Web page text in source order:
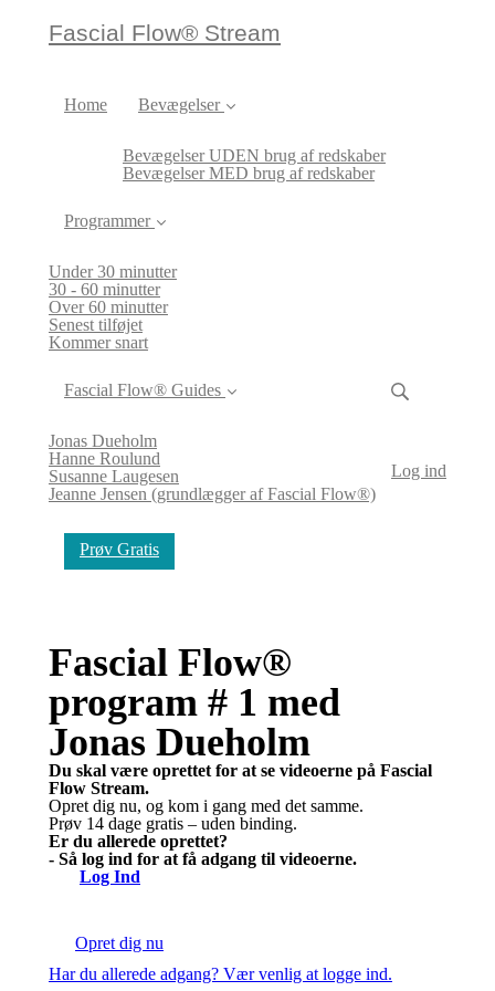
Fascial Flow® Stream
Home Bevægelser
Bevægelser UDEN brug af redskaber
Bevægelser MED brug af redskaber
Programmer
Under 30 minutter
30 - 60 minutter
Over 60 minutter
Senest tilføjet
Kommer snart
Fascial Flow® Guides
Jonas Dueholm
Hanne Roulund
Susanne Laugesen
Jeanne Jensen (grundlægger af Fascial Flow®)
Log ind
Prøv Gratis
Fascial Flow®
program # 1 med
Jonas Dueholm
Du skal være oprettet for at se videoerne på Fascial
Flow Stream.
Opret dig nu, og kom i gang med det samme.
Prøv 14 dage gratis – uden binding.
Er du allerede oprettet?
- Så log ind for at få adgang til videoerne.
Log Ind
Opret dig nu
Har du allerede adgang? Vær venlig at logge ind.